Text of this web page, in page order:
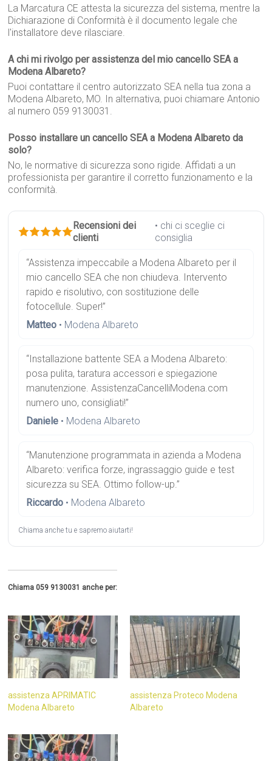
La Marcatura CE attesta la sicurezza del sistema, mentre la
Dichiarazione di Conformità è il documento legale che
l'installatore deve rilasciare.
A chi mi rivolgo per assistenza del mio cancello SEA a
Modena Albareto?
Puoi contattare il centro autorizzato SEA nella tua zona a
Modena Albareto, MO. In alternativa, puoi chiamare Antonio
al numero 059 9130031.
Posso installare un cancello SEA a Modena Albareto da
solo?
No, le normative di sicurezza sono rigide. Affidati a un
professionista per garantire il corretto funzionamento e la
conformità.
Recensioni dei
clienti
• chi ci sceglie ci
consiglia
“Assistenza impeccabile a Modena Albareto per il
mio cancello SEA che non chiudeva. Intervento
rapido e risolutivo, con sostituzione delle
fotocellule. Super!”
Matteo • Modena Albareto
“Installazione battente SEA a Modena Albareto:
posa pulita, taratura accessori e spiegazione
manutenzione. AssistenzaCancelliModena.com
numero uno, consigliati!”
Daniele • Modena Albareto
“Manutenzione programmata in azienda a Modena
Albareto: verifica forze, ingrassaggio guide e test
sicurezza su SEA. Ottimo follow-up.”
Riccardo • Modena Albareto
Chiama anche tu e sapremo aiutarti!
Chiama 059 9130031 anche per:
assistenza APRIMATIC
Modena Albareto
assistenza Proteco Modena
Albareto